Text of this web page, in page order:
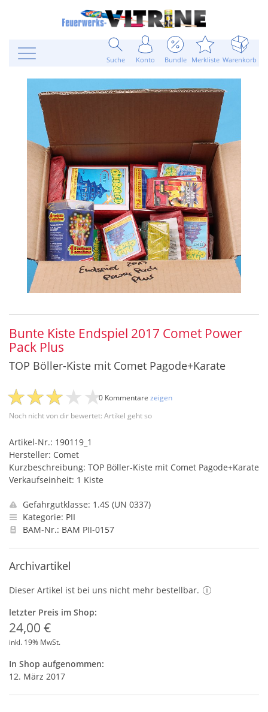
Suche Konto Bundle Merkliste Warenkorb
Bunte Kiste Endspiel 2017 Comet Power
Pack Plus
TOP Böller-Kiste mit Comet Pagode+Karate
Noch nicht von dir bewertet: Artikel geht so
0 Kommentare zeigen
Artikel-Nr.: 190119_1
Hersteller: Comet
Kurzbeschreibung: TOP Böller-Kiste mit Comet Pagode+Karate
Verkaufseinheit: 1 Kiste
Gefahrgutklasse: 1.4S (UN 0337)
Kategorie: PII
BAM-Nr.: BAM PII-0157
Archivartikel
Dieser Artikel ist bei uns nicht mehr bestellbar.
letzter Preis im Shop:
24,00 €
inkl. 19% MwSt.
In Shop aufgenommen:
12. März 2017